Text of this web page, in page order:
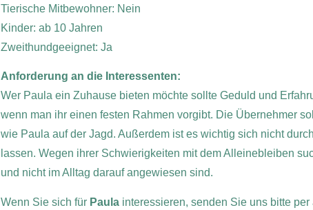
Tierische Mitbewohner: Nein
Kinder: ab 10 Jahren
Zweithundgeeignet: Ja
Anforderung an die Interessenten:
Wer Paula ein Zuhause bieten möchte sollte Geduld und
wenn man ihr einen festen Rahmen vorgibt. Die Übernehmer
wie Paula auf der Jagd. Außerdem ist es wichtig sich nicht
lassen. Wegen ihrer Schwierigkeiten mit dem Alleinebleiben
und nicht im Alltag darauf angewiesen sind.
Wenn Sie sich für Paula interessieren, senden Sie uns bitte